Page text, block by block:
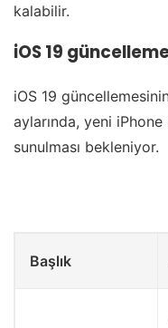
kalabilir.
iOS 19
iOS 19
aylarında, yeni
sunulması bekleniyor.
Başlık